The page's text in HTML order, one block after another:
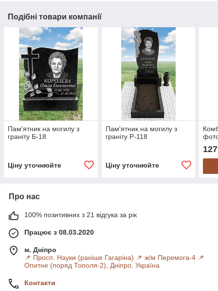
Подібні товари компанії
Пам'ятник на могилу з
граніту Б-18
Ціну уточнюйте
Пам'ятник на могилу з
граніту Р-118
Ціну уточнюйте
Про нас
100% позитивних з 21 відгука за рік
Працює з 08.03.2020
м. Дніпро
📌 Просп. Науки (раніше Гагаріна) 📌 ж/м Перемога-4 📌
Опитне (поряд Тополя-2), Дніпро, Україна
Контакти